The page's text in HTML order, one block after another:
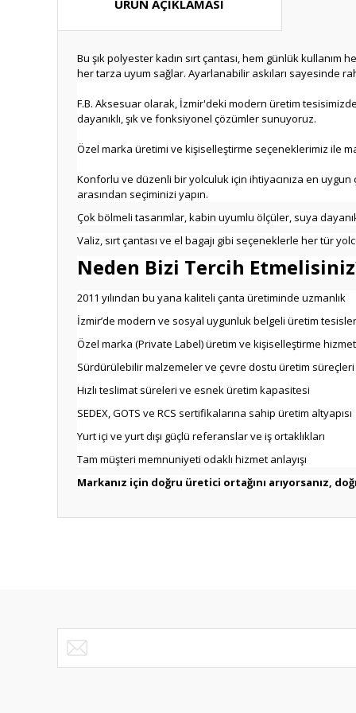
ÜRÜN AÇIKLAMASI
Bu şık polyester kadın sırt çantası, hem günlük
her tarza uyum sağlar. Ayarlanabilir askıları sayesinde
F.B. Aksesuar olarak, İzmir'deki modern üretim
dayanıklı, şık ve fonksiyonel çözümler sunuyoruz.
Özel marka üretimi ve kişiselleştirme seçeneklerimiz ile
Konforlu ve düzenli bir yolculuk için ihtiyacınıza en
arasından seçiminizi yapın.
Çok bölmeli tasarımlar, kabin uyumlu ölçüler, suya
Valiz, sırt çantası ve el bagajı gibi seçeneklerle her tür
Neden Bizi Tercih
2011 yılından bu yana kaliteli çanta üretiminde uzmanlık
İzmir’de modern ve sosyal uygunluk belgeli üretim
Özel marka (Private Label) üretim ve kişiselleştirme
Sürdürülebilir malzemeler ve çevre dostu üretim süreçleri
Hızlı teslimat süreleri ve esnek üretim kapasitesi
SEDEX, GOTS ve RCS sertifikalarına sahip üretim altyapısı
Yurt içi ve yurt dışı güçlü referanslar ve iş ortaklıkları
Tam müşteri memnuniyeti odaklı hizmet anlayışı
Markanız için doğru üretici ortağını arıyorsanız,
Ürün fiyatı diğer sitelerden daha pahalı.